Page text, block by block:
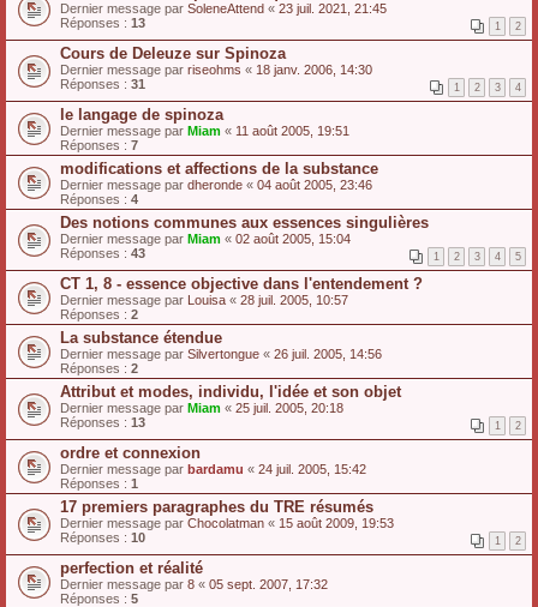
Dernier message par SoleneAttend « 23 juil. 2021, 21:45
Réponses : 13 1 2
Cours de Deleuze sur Spinoza
Dernier message par riseohms « 18 janv. 2006, 14:30
Réponses : 31 1 2 3 4
le langage de spinoza
Dernier message par Miam « 11 août 2005, 19:51
Réponses : 7
modifications et affections de la substance
Dernier message par dheronde « 04 août 2005, 23:46
Réponses : 4
Des notions communes aux essences singulières
Dernier message par Miam « 02 août 2005, 15:04
Réponses : 43 1 2 3 4 5
CT 1, 8 - essence objective dans l'entendement ?
Dernier message par Louisa « 28 juil. 2005, 10:57
Réponses : 2
La substance étendue
Dernier message par Silvertongue « 26 juil. 2005, 14:56
Réponses : 2
Attribut et modes, individu, l'idée et son objet
Dernier message par Miam « 25 juil. 2005, 20:18
Réponses : 13 1 2
ordre et connexion
Dernier message par bardamu « 24 juil. 2005, 15:42
Réponses : 1
17 premiers paragraphes du TRE résumés
Dernier message par Chocolatman « 15 août 2009, 19:53
Réponses : 10 1 2
perfection et réalité
Dernier message par 8 « 05 sept. 2007, 17:32
Réponses : 5